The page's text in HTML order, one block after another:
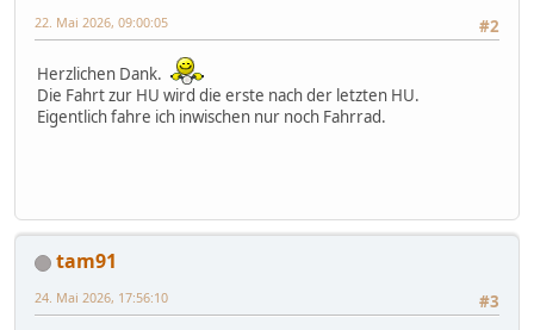
#2
22. Mai 2026, 09:00:05
Herzlichen Dank.
Die Fahrt zur HU wird die erste nach der letzten HU.
Eigentlich fahre ich inwischen nur noch Fahrrad.
tam91
#3
24. Mai 2026, 17:56:10